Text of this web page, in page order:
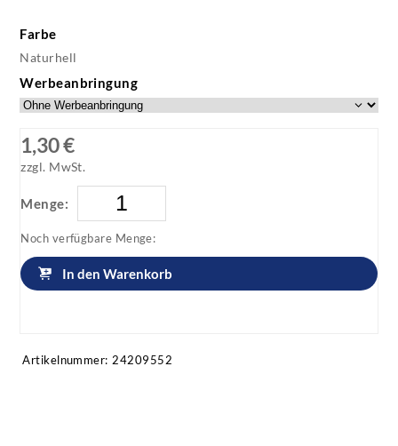
Farbe
Naturhell
Werbeanbringung
1,30 €
zzgl. MwSt.
Menge:
Noch verfügbare Menge:
In den Warenkorb
Artikelnummer: 24209552